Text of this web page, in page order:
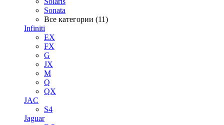
Sonata
Все категории (11)
Infiniti
EX
FX
G
JX
M
Q
QX
JAC
S4
Jaguar